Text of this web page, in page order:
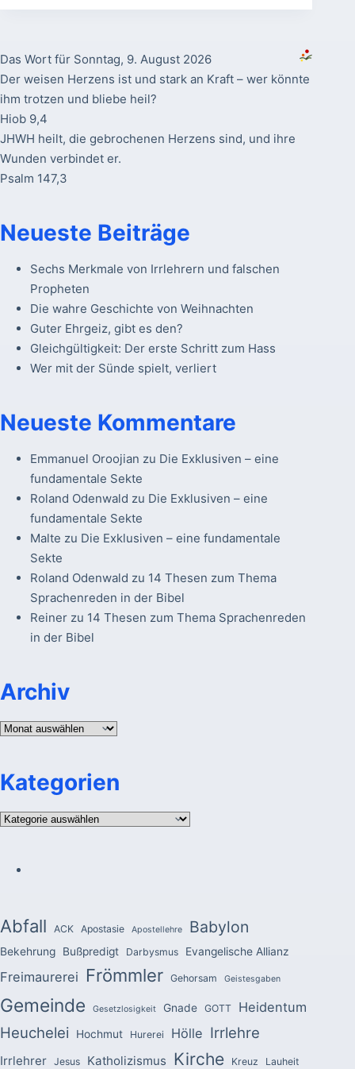
Das Wort für Sonntag, 9. August 2026
Der weisen Herzens ist und stark an Kraft – wer könnte
ihm trotzen und bliebe heil?
Hiob 9,4
JHWH heilt, die gebrochenen Herzens sind, und ihre
Wunden verbindet er.
Psalm 147,3
Neueste Beiträge
Sechs Merkmale von Irrlehrern und falschen
Propheten
Die wahre Geschichte von Weihnachten
Guter Ehrgeiz, gibt es den?
Gleichgültigkeit: Der erste Schritt zum Hass
Wer mit der Sünde spielt, verliert
Neueste Kommentare
Emmanuel Oroojian zu Die Exklusiven – eine
fundamentale Sekte
Roland Odenwald zu Die Exklusiven – eine
fundamentale Sekte
Malte zu Die Exklusiven – eine fundamentale
Sekte
Roland Odenwald zu 14 Thesen zum Thema
Sprachenreden in der Bibel
Reinerzu 14 Thesen zum Thema Sprachenreden
in der Bibel
Archiv
Archiv
Kategorien
Kategorien
Abfall ACK Apostasie Apostellehre Babylon
Bekehrung Bußpredigt Darbysmus Evangelische Allianz
Freimaurerei Frömmler Gehorsam Geistesgaben
Gemeinde Gesetzlosigkeit Gnade GOTT Heidentum
Heuchelei Hochmut Hurerei Hölle Irrlehre
Irrlehrer Jesus Katholizismus Kirche Kreuz Lauheit